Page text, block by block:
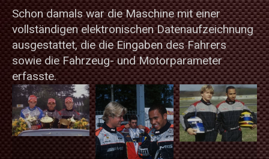
Schon damals war die Maschine mit einer
vollständigen elektronischen Datenaufzeichnung
ausgestattet, die die Eingaben des Fahrers
sowie die Fahrzeug- und Motorparameter
erfasste.